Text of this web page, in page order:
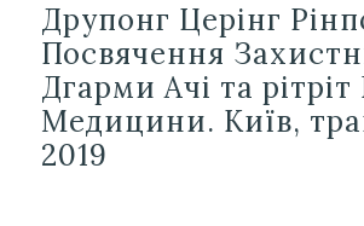
Друпонг Церінг
Посвячення
Дгарми Ачі та
Медицини. Київ,
2019